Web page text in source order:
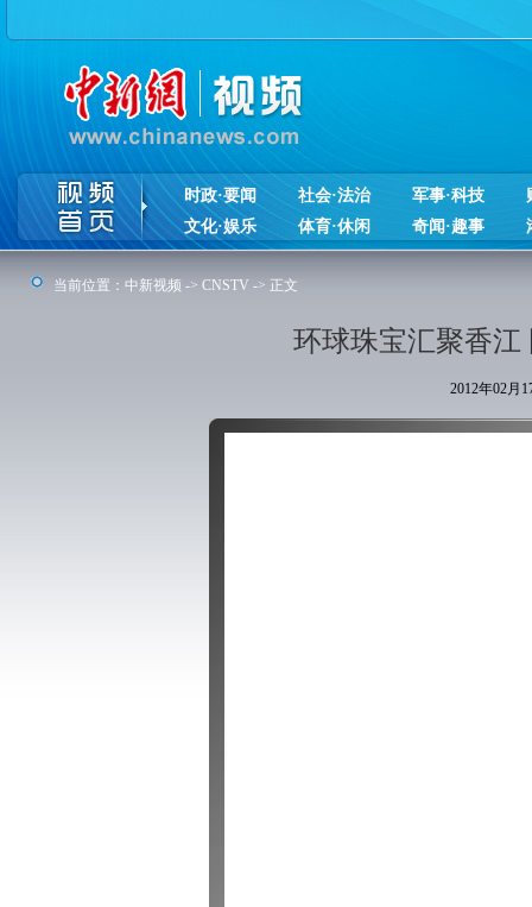
时政·要闻 社会·法治 军事·科技
文化·娱乐
体育·休闲 奇闻·趣事
当前位置： 中新视频 -> CNSTV -> 正文
环球珠宝汇聚香江
2012年02月